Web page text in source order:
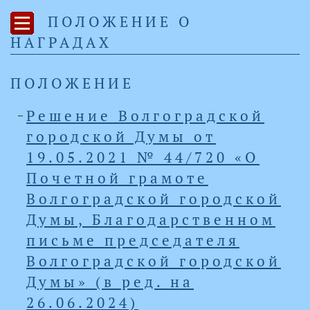
ПОЛОЖЕНИЕ О
НАГРАДАХ
ПОЛОЖЕНИЕ
Решение Волгоградской
городской Думы от
19.05.2021 № 44/720 «О
Почетной грамоте
Волгоградской городской
Думы, Благодарственном
письме председателя
Волгоградской городской
Думы» (в ред. на
26.06.2024)